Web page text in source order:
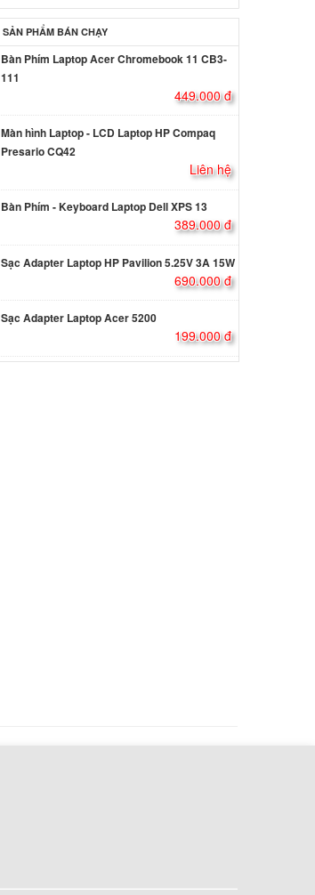
SẢN PHẨM BÁN CHẠY
Bàn Phím Laptop Acer Chromebook 11 CB3-
111
449.000 đ
Màn hình Laptop - LCD Laptop HP Compaq
Presario CQ42
Liên hệ
Bàn Phím - Keyboard Laptop Dell XPS 13
389.000 đ
Sạc Adapter Laptop HP Pavilion 5.25V 3A 15W
690.000 đ
Sạc Adapter Laptop Acer 5200
199.000 đ